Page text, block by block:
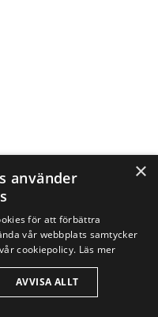
×
använder
för att förbättra
vår webbplats samtycker
cookiepolicy. Läs mer
AVVISA ALLT